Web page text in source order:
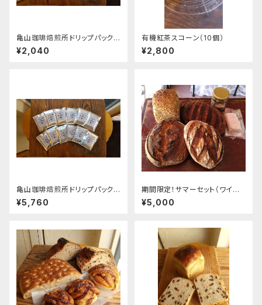
亀山珈琲焙煎所ドリップパック
（12個 ＠170円／パック）
¥2,040
有機紅茶スコーン（10個）
¥2,800
亀山珈琲焙煎所ドリップパック
（36個 @160円／パック）
¥5,760
期間限定！サマーセット（ワイン
にぴったりの食材も同梱します！
冷蔵便でお送り致します。）
¥5,000